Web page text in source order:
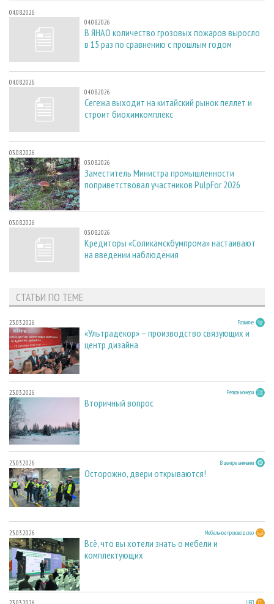
04.08.2026
04.08.2026
В ЯНАО количество грозовых пожаров выросло
в 15 раз по сравнению с прошлым годом
04.08.2026
04.08.2026
Сегежа выходит на китайский рынок пеллет и
строит биохимкомплекс
03.08.2026
03.08.2026
Заместитель Министра промышленности
поприветствовал участников PulpFor 2026
03.08.2026
03.08.2026
Кредиторы «Соликамскбумпрома» настаивают
на введении наблюдения
СТАТЬИ ПО ТЕМЕ
23.03.2026 Развитие
«Ультрадекор» – производство связующих и
центр дизайна
23.03.2026 Регион номера
Вторичный вопрос
23.03.2026 В центре внимания
Осторожно, двери открываются!
23.03.2026 Мебельное производство
Всё, что вы хотели знать о мебели и
комплектующих